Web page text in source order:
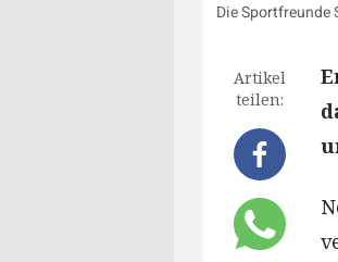
Die Sportfreunde
Artikel
teilen: